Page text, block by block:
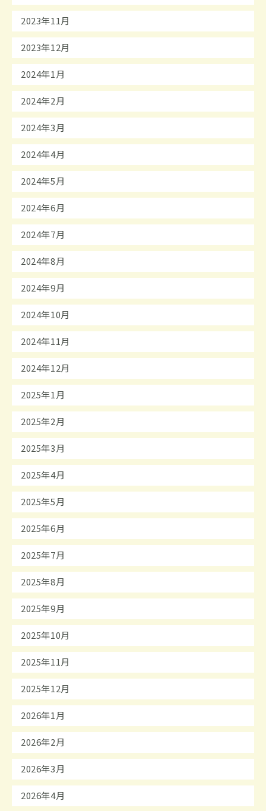
2023年11月
2023年12月
2024年1月
2024年2月
2024年3月
2024年4月
2024年5月
2024年6月
2024年7月
2024年8月
2024年9月
2024年10月
2024年11月
2024年12月
2025年1月
2025年2月
2025年3月
2025年4月
2025年5月
2025年6月
2025年7月
2025年8月
2025年9月
2025年10月
2025年11月
2025年12月
2026年1月
2026年2月
2026年3月
2026年4月